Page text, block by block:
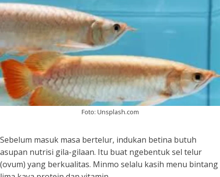
Foto: Unsplash.com
Sebelum masuk masa bertelur, indukan betina butuh
asupan nutrisi gila-gilaan. Itu buat ngebentuk sel telur
(ovum) yang berkualitas. Minmo selalu kasih menu bintang